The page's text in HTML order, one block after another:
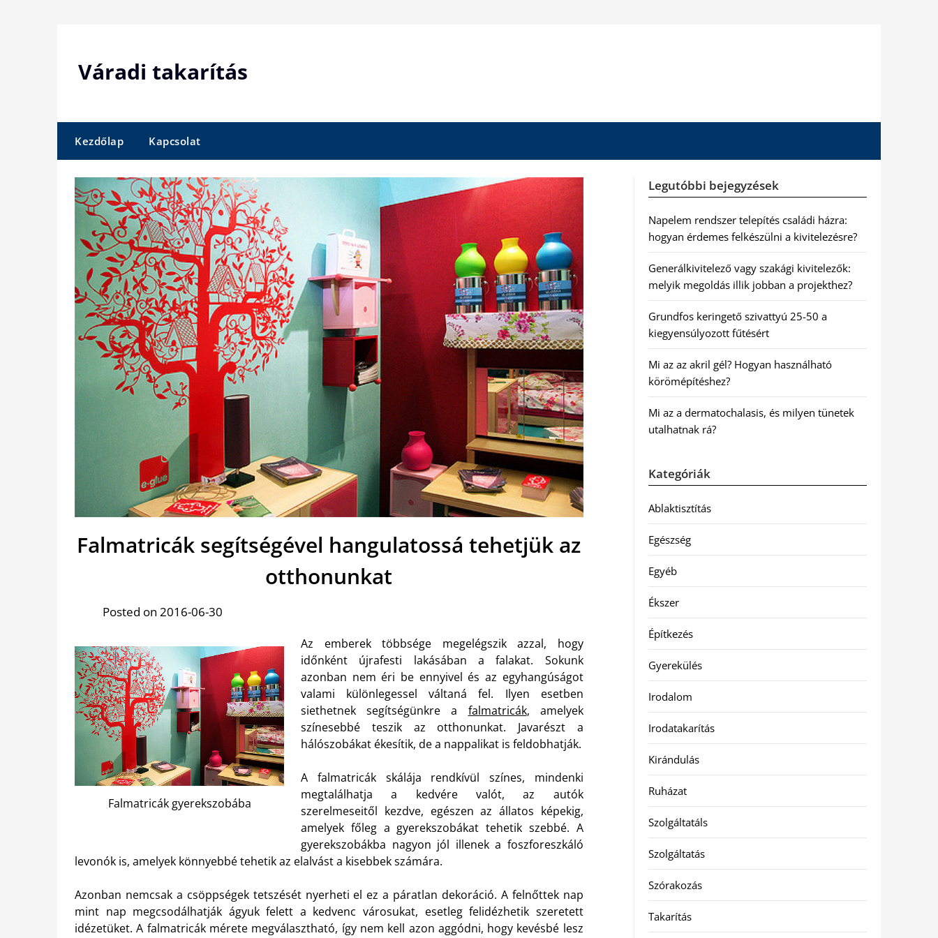
Váradi takarítás
Kezdőlap Kapcsolat
Falmatricák segítségével hangulatossá tehetjük az
otthonunkat
Posted on 2016-06-30
Falmatricák gyerekszobába
Az emberek többsége megelégszik azzal, hogy
időnként újrafesti lakásában a falakat. Sokunk
azonban nem éri be ennyivel és az egyhangúságot
valami különlegessel váltaná fel. Ilyen esetben
siethetnek segítségünkre a falmatricák, amelyek
színesebbé teszik az otthonunkat. Javarészt a
hálószobákat ékesítik, de a nappalikat is feldobhatják.
A falmatricák skálája rendkívül színes, mindenki
megtalálhatja a kedvére valót, az autók
szerelmeseitől kezdve, egészen az állatos képekig,
amelyek főleg a gyerekszobákat tehetik szebbé. A
gyerekszobákba nagyon jól illenek a foszforeszkáló
levonók is, amelyek könnyebbé tehetik az elalvást a kisebbek számára.
Azonban nemcsak a csöppségek tetszését nyerheti el ez a páratlan dekoráció. A felnőttek nap
mint nap megcsodálhatják ágyuk felett a kedvenc városukat, esetleg felidézhetik szeretett
idézetüket. A falmatricák mérete megválasztható, így nem kell azon aggódni, hogy kevésbé lesz
Legutóbbi bejegyzések
Napelem rendszer telepítés családi házra:
hogyan érdemes felkészülni a kivitelezésre?
Generálkivitelező vagy szakági kivitelezők:
melyik megoldás illik jobban a projekthez?
Grundfos keringető szivattyú 25-50 a
kiegyensúlyozott fűtésért
Mi az az akril gél? Hogyan használható
körömépítéshez?
Mi az a dermatochalasis, és milyen tünetek
utalhatnak rá?
Kategóriák
Ablaktisztítás
Egészség
Egyéb
Ékszer
Építkezés
Gyerekülés
Irodalom
Irodatakarítás
Kirándulás
Ruházat
Szolgáltatáls
Szolgáltatás
Szórakozás
Takarítás